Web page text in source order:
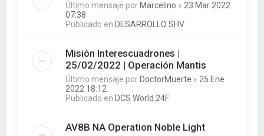
Último mensaje por Marcelino « 23 Mar 2022
07:38
Publicado en DESARROLLO SHV
Misión Interescuadrones |
25/02/2022 | Operación Mantis
Último mensaje por DoctorMuerte « 25 Ene
2022 18:12
Publicado en DCS World 24F
AV8B NA Operation Noble Light